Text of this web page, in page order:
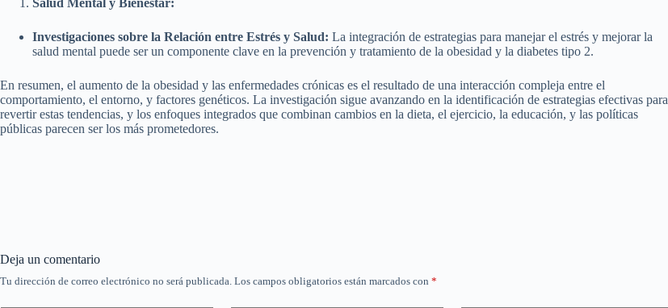
Investigaciones sobre la Relación entre Estrés y Salud: La integración de estrategias para manejar el estrés y mejorar la
salud mental puede ser un componente clave en la prevención y tratamiento de la obesidad y la diabetes tipo 2.
En resumen, el aumento de la obesidad y las enfermedades crónicas es el resultado de una interacción compleja entre el
comportamiento, el entorno, y factores genéticos. La investigación sigue avanzando en la identificación de estrategias efectivas para
revertir estas tendencias, y los enfoques integrados que combinan cambios en la dieta, el ejercicio, la educación, y las políticas
públicas parecen ser los más prometedores.
Deja un comentario
Tu dirección de correo electrónico no será publicada. Los campos obligatorios están marcados con *